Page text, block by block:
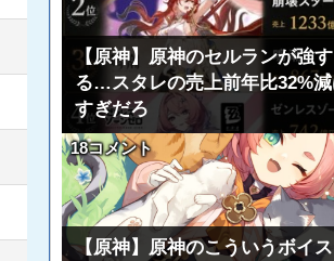
【原神】原神のセルランが強
る…スタレの売上前年比32%
すぎだろ
18コメント
【原神】原神のこういうボイ